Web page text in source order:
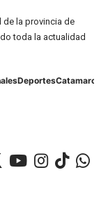
la provincia de
toda la actualidad
DeportesCatamarca